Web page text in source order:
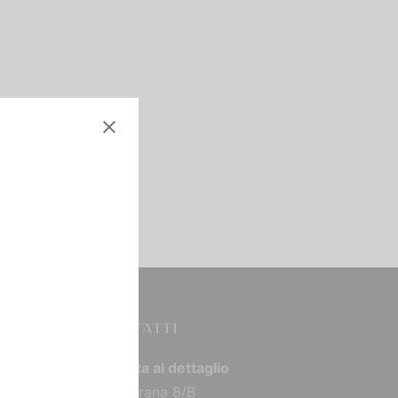
CONTATTI
Vendita al dettaglio
Via Torana 8/B